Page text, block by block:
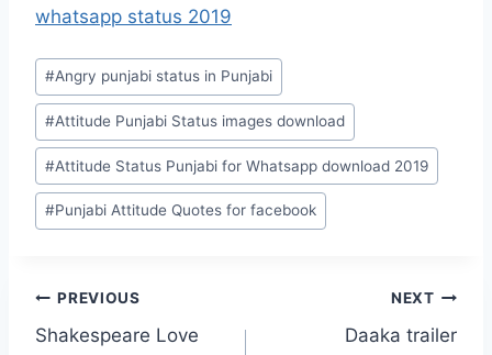
whatsapp status 2019
Post
Tags:
#Angry punjabi status in Punjabi
#Attitude Punjabi Status images download
#Attitude Status Punjabi for Whatsapp download 2019
#Punjabi Attitude Quotes for facebook
Post
PREVIOUS
Shakespeare Love
NEXT
Daaka trailer